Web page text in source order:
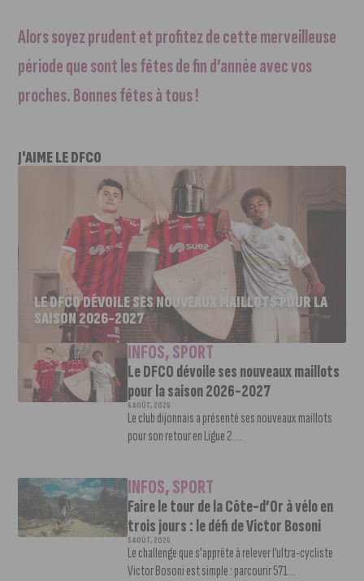
Alors soyez prudent et profitez de cette merveilleuse
période que sont les fêtes de fin d’année avec vos
proches. Bonnes fêtes à tous !
J'AIME LE DFCO
LE DFCO DÉVOILE SES NOUVEAUX MAILLOTS POUR LA
SAISON 2026-2027
INFOS,SPORT
Le DFCO dévoile ses nouveaux maillots
pour la saison 2026-2027
6 AOÛT, 2026
Le club dijonnais a présenté ses nouveaux maillots
pour son retour en Ligue 2....
INFOS,SPORT
Faire le tour de la Côte-d’Or à vélo en
trois jours : le défi de Victor Bosoni
5 AOÛT, 2026
Le challenge que s’apprête à relever l’ultra-cycliste
Victor Bosoni est simple : parcourir 571...